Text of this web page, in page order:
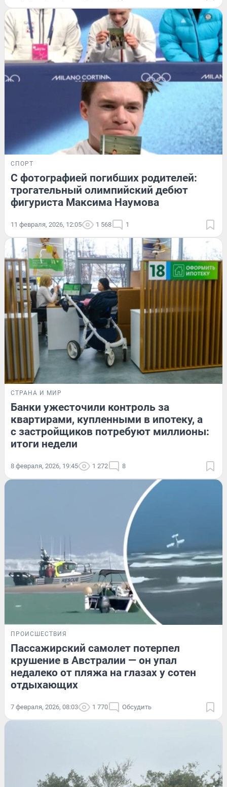
СПОРТ
С фотографией погибших родителей:
трогательный олимпийский дебют
фигуриста Максима Наумова
11 февраля, 2026, 12:05 1 568 1
СТРАНА И МИР
Банки ужесточили контроль за
квартирами, купленными в ипотеку, а
с застройщиков потребуют миллионы:
итоги недели
8 февраля, 2026, 19:45 1 272 8
ПРОИСШЕСТВИЯ
Пассажирский самолет потерпел
крушение в Австралии — он упал
недалеко от пляжа на глазах у сотен
отдыхающих
7 февраля, 2026, 08:03 1 770 Обсудить